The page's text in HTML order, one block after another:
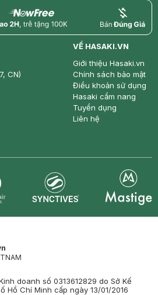
price
CN)
VỀ HASAKI.VN
Giới thiệu Hasaki.vn
Chính sách bảo mật
Điều khoản sử dụng
Hasaki cẩm nang
Tuyển dụng
Liên hệ
doanh số 0313612829 do Sở Kế
Hồ Chí Minh cấp ngày 13/01/2016